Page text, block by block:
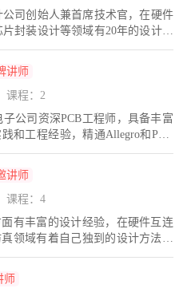
期奋战在PCB设计与仿真一线岗
包括：计算机通信产品，多媒体
设备，交通运输设备，数码消费
公司创始人兼首席技术官，在硬件
片封装设计等领域有20年的设计管
、Mentor、PADS、AD、H
种PCB设计与仿真工具。现任多家
外大型集团合约EDA技术顾问。E
席讲师，为各大高校、电子科技
高速硬件设计培训。创办EDA无
和EDA无忧人才网580eda.com，
猎头和硬件研发人才委培服务。
担任IPC中国PCB设计师理事会
互连设计技术与标准在中国的普
任中国高科技产业化研究化智能
分会理事；长期担任广东省工程
定专家；广东省CAD图形设计职
子类）裁判；珠海市集成电路产
导专家；长期带领公司PCB设计团
天、通信、工控、医疗、芯片等
讲师
课程：2
公司资深PCB工程师，具备丰富
和工程经验，精通Allegro和PAD
平台。多年从事车载导航、后视
频监控、网络安防、网络交换机、
计工作。
讲师
课程：4
面有丰富的设计经验，在硬件互连
真领域有着自己独到的设计方法和
，PADS，AD，Hyperlynx，S
设计与仿真工具。带领广州分公
在硬件设计与仿真一线岗位，涵
师